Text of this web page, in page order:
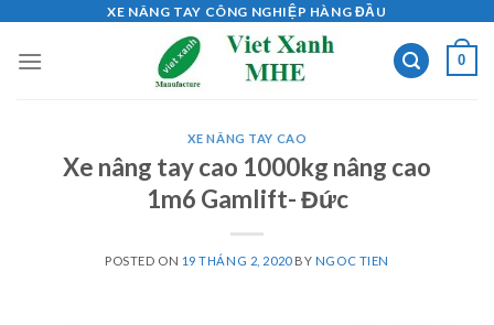
content
XE NÂNG TAY CÔNG NGHIỆP HÀNG ĐẦU
0
XE NÂNG TAY CAO
Xe nâng tay cao 1000kg nâng cao
1m6 Gamlift- Đức
POSTED ON 19 THÁNG 2, 2020BY NGOC TIEN